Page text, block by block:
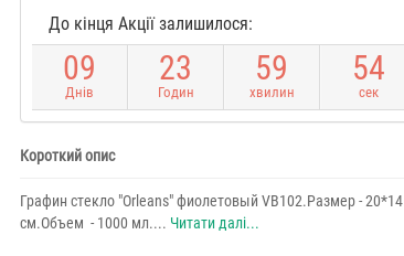
До кінця Акції залишилося:
09
Днів
23
Годин
59
хвилин
54
сек
Короткий опис
Графин стекло "Orleans" фиолетовый VB102.Размер - 20*14
см.Объем - 1000 мл.... Читати далі...